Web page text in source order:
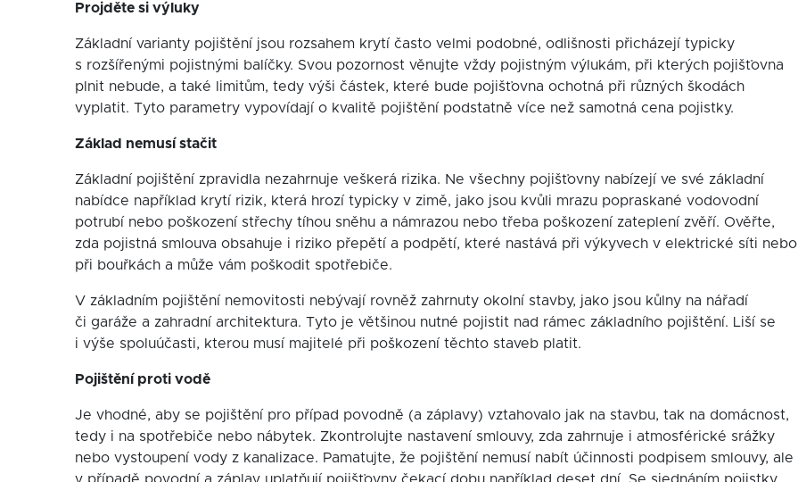
Projděte si výluky
Základní varianty pojištění jsou rozsahem krytí často velmi podobné, odlišnosti přicházejí typicky
s rozšířenými pojistnými balíčky. Svou pozornost věnujte vždy pojistným výlukám, při kterých pojišťovna
plnit nebude, a také limitům, tedy výši částek, které bude pojišťovna ochotná při různých škodách
vyplatit. Tyto parametry vypovídají o kvalitě pojištění podstatně více než samotná cena pojistky.
Základ nemusí stačit
Základní pojištění zpravidla nezahrnuje veškerá rizika. Ne všechny pojišťovny nabízejí ve své základní
nabídce například krytí rizik, která hrozí typicky v zimě, jako jsou kvůli mrazu popraskané vodovodní
potrubí nebo poškození střechy tíhou sněhu a námrazou nebo třeba poškození zateplení zvěří. Ověřte,
zda pojistná smlouva obsahuje i riziko přepětí a podpětí, které nastává při výkyvech v elektrické síti nebo
při bouřkách a může vám poškodit spotřebiče.
V základním pojištění nemovitosti nebývají rovněž zahrnuty okolní stavby, jako jsou kůlny na nářadí
či garáže a zahradní architektura. Tyto je většinou nutné pojistit nad rámec základního pojištění. Liší se
i výše spoluúčasti, kterou musí majitelé při poškození těchto staveb platit.
Pojištění proti vodě
Je vhodné, aby se pojištění pro případ povodně (a záplavy) vztahovalo jak na stavbu, tak na domácnost,
tedy i na spotřebiče nebo nábytek. Zkontrolujte nastavení smlouvy, zda zahrnuje i atmosférické srážky
nebo vystoupení vody z kanalizace. Pamatujte, že pojištění nemusí nabít účinnosti podpisem smlouvy, ale